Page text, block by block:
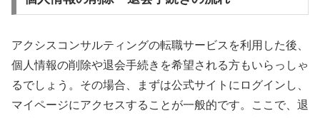
アクシスコンサルティングの転職サービスを利用した後、
個人情報の削除や退会手続きを希望される方もいらっしゃ
るでしょう。その場合、まずは公式サイトにログインし、
マイページにアクセスすることが一般的です。ここで、退